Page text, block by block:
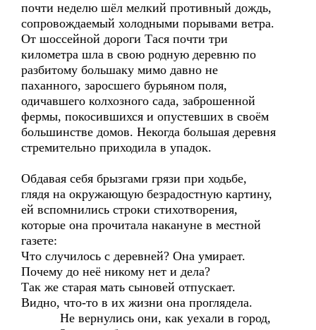
почти неделю шёл мелкий противный дождь,
сопровождаемый холодными порывами ветра.
От шоссейной дороги Тася почти три
километра шла в свою родную деревню по
разбитому большаку мимо давно не
паханного, заросшего бурьяном поля,
одичавшего колхозного сада, заброшенной
фермы, покосившихся и опустевших в своём
большинстве домов. Некогда большая деревня
стремительно приходила в упадок.
Обдавая себя брызгами грязи при ходьбе,
глядя на окружающую безрадостную картину,
ей вспомнились строки стихотворения,
которые она прочитала накануне в местной
газете:
Что случилось с деревней? Она умирает.
Почему до неё никому нет и дела?
Так же старая мать сыновей отпускает.
Видно, что-то в их жизни она проглядела.
Не вернулись они, как уехали в город,